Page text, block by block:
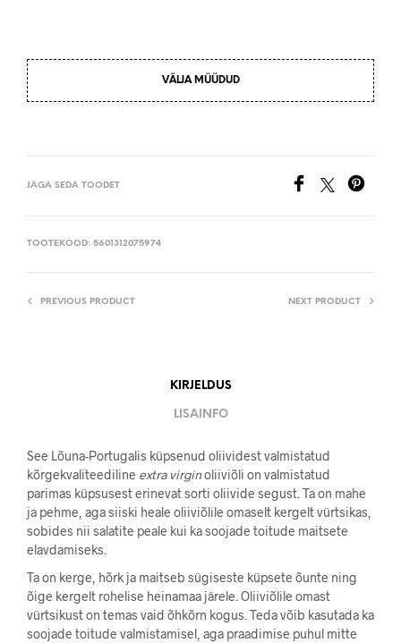
VÄLJA MÜÜDUD
JAGA SEDA TOODET
TOOTEKOOD: 5601312075974
PREVIOUS PRODUCT NEXT PRODUCT
KIRJELDUS
LISAINFO
See Lõuna-Portugalis küpsenud oliividest valmistatud
kõrgekvaliteediline extra virginoliiviõli on valmistatud
parimas küpsusest erinevat sorti oliivide segust. Ta on mahe
ja pehme, aga siiski heale oliiviõlile omaselt kergelt vürtsikas,
sobides nii salatite peale kui ka soojade toitude maitsete
elavdamiseks.
Ta on kerge, hõrk ja maitseb sügiseste küpsete õunte ning
õige kergelt rohelise heinamaa järele. Oliiviõlile omast
vürtsikust on temas vaid õhkõrn kogus. Teda võib kasutada ka
soojade toitude valmistamisel, aga praadimise puhul mitte